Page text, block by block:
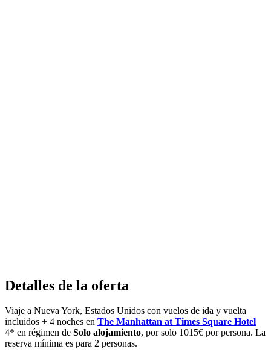
Detalles de la oferta
Viaje a Nueva York, Estados Unidos con vuelos de ida y vuelta
incluidos + 4 noches en The Manhattan at Times Square Hotel
4* en régimen de Solo alojamiento, por solo 1015€ por persona. La
reserva mínima es para 2 personas.